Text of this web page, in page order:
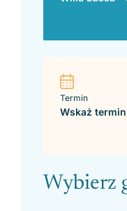
Termin
Wskaż
Wybierz